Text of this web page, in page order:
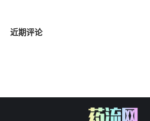
近期评论